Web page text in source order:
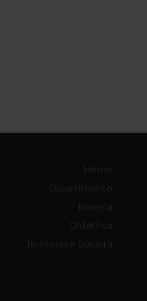
Home
Dipartimento
Ricerca
Didattica
Territorio e Società